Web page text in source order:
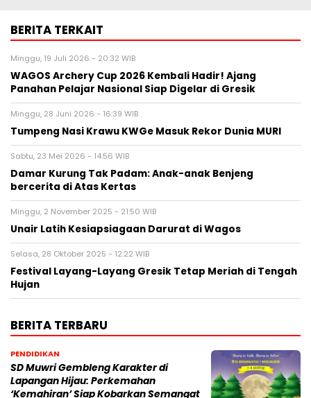
BERITA TERKAIT
Minggu, 19 Juli 2026 - 20:32 WIB
WAGOS Archery Cup 2026 Kembali Hadir! Ajang
Panahan Pelajar Nasional Siap Digelar di Gresik
Minggu, 28 Juni 2026 - 16:39 WIB
Tumpeng Nasi Krawu KWGe Masuk Rekor Dunia MURI
Sabtu, 23 Mei 2026 - 14:56 WIB
Damar Kurung Tak Padam: Anak-anak Benjeng
bercerita di Atas Kertas
Minggu, 2 November 2025 - 21:50 WIB
Unair Latih Kesiapsiagaan Darurat di Wagos
Selasa, 28 Oktober 2025 - 12:22 WIB
Festival Layang-Layang Gresik Tetap Meriah di Tengah
Hujan
BERITA TERBARU
PENDIDIKAN
SD Muwri Gembleng Karakter di
Lapangan Hijau: Perkemahan
‘Kemahiran’ Siap Kobarkan Semangat